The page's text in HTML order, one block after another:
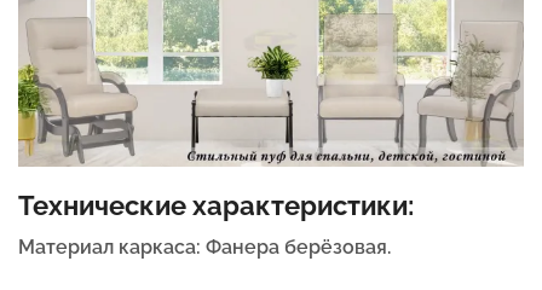
Технические характеристики:
Материал каркаса: Фанера берёзовая.